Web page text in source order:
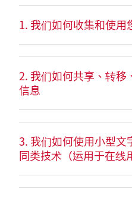
1. 我们如何收集和使用
2. 我们如何共享、转移
信息
3. 我们如何使用小型
同类技术（运用于在线